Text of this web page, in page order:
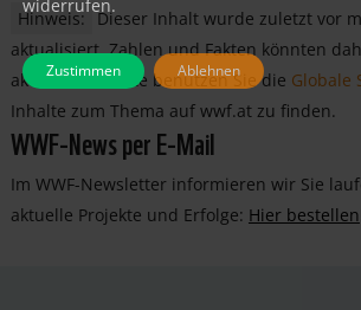
Hinweis: Dieser Inhalt wurde zuletzt vor
aktualisiert. Zahlen und Fakten könnten
aktuell sein. Bitte benutzen Sie die Globale
Inhalte zum Thema auf wwf.at zu finden.
WWF-News per E-Mail
Im WWF-Newsletter informieren wir Sie
aktuelle Projekte und Erfolge: Hier bestellen
widerrufen.
Zustimmen Ablehnen